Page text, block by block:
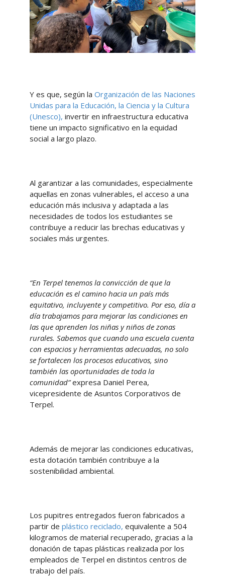
Y es que, según la Organización de las Naciones
Unidas para la Educación, la Ciencia y la Cultura
(Unesco), invertir en infraestructura educativa
tiene un impacto significativo en la equidad
social a largo plazo.
Al garantizar a las comunidades, especialmente
aquellas en zonas vulnerables, el acceso a una
educación más inclusiva y adaptada a las
necesidades de todos los estudiantes se
contribuye a reducir las brechas educativas y
sociales más urgentes.
“En Terpel tenemos la convicción de que la
educación es el camino hacia un país más
equitativo, incluyente y competitivo. Por eso, día a
día trabajamos para mejorar las condiciones en
las que aprenden los niñas y niños de zonas
rurales. Sabemos que cuando una escuela cuenta
con espacios y herramientas adecuadas, no solo
se fortalecen los procesos educativos, sino
también las oportunidades de toda la
comunidad”expresa Daniel Perea,
vicepresidente de Asuntos Corporativos de
Terpel.
Además de mejorar las condiciones educativas,
esta dotación también contribuye a la
sostenibilidad ambiental.
Los pupitres entregados fueron fabricados a
partir de plástico reciclado, equivalente a 504
kilogramos de material recuperado, gracias a la
donación de tapas plásticas realizada por los
empleados de Terpel en distintos centros de
trabajo del país.